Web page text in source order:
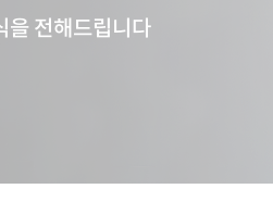
을 전해드립니다